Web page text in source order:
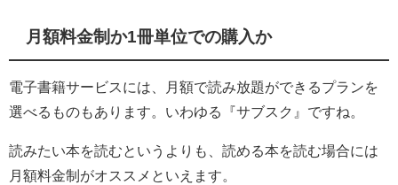
月額料金制か1冊単位での購入か
電子書籍サービスには、月額で読み放題ができるプランを
選べるものもあります。いわゆる『サブスク』ですね。
読みたい本を読むというよりも、読める本を読む場合には
月額料金制がオススメといえます。